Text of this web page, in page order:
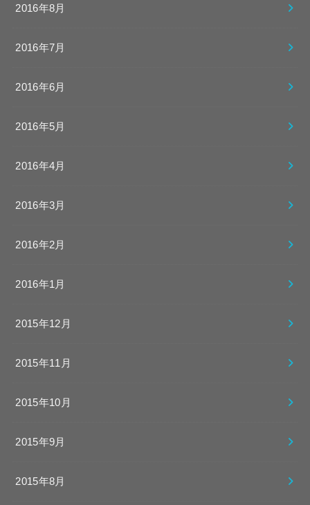
2016年8月
2016年7月
2016年6月
2016年5月
2016年4月
2016年3月
2016年2月
2016年1月
2015年12月
2015年11月
2015年10月
2015年9月
2015年8月